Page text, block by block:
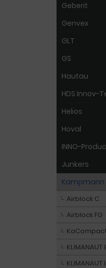
Geberit
Genvex
GLT
GS
Hautau
HDS Innov-
Helios
Hoval
INNO-
Junkers
Kampmann
Airblock C
Airblock FG
KLIMANAUT